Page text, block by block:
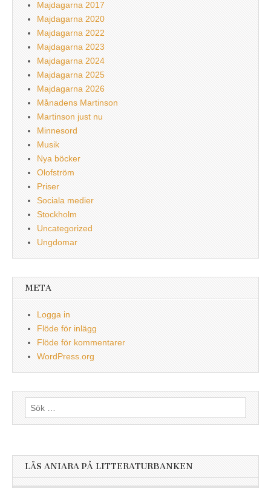
Majdagarna 2017
Majdagarna 2020
Majdagarna 2022
Majdagarna 2023
Majdagarna 2024
Majdagarna 2025
Majdagarna 2026
Månadens Martinson
Martinson just nu
Minnesord
Musik
Nya böcker
Olofström
Priser
Sociala medier
Stockholm
Uncategorized
Ungdomar
META
Logga in
Flöde för inlägg
Flöde för kommentarer
WordPress.org
Sök
efter:
LÄS ANIARA PÅ LITTERATURBANKEN